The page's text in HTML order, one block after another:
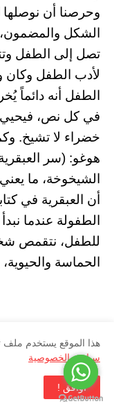
وحرصنا أن
الشكل
تصل إلى الطفل
لأدب الطفل وكان
الطفل أنه دائماً
في كل نص، فيحيي
خضراء لا تشيخ.
هوغو: (سر
الشيخوخة، ما
أن العبقرية في
الطفولة عندما
للطفل، نتقمص
الحماسة
"مبادرة أصدقاء
حلم يتجدد من
بكتاب أدب
متنوعة، من
هذا الموقع يستخدم ملف
سياسة الخصوصية
اوافق !